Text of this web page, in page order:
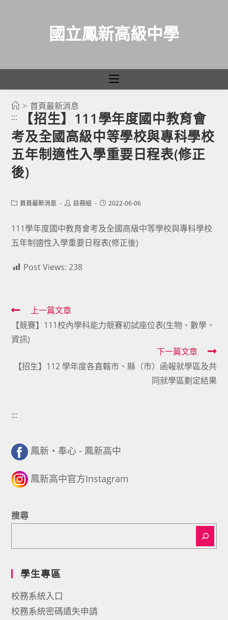
國立鳳新高級中學
> 首頁最新消息
:::
【招生】111學年度國中教育會
考及全國高級中等學校與專科學校
五年制適性入學重要日程表(修正
後)
Post首頁最新消息
Post註冊組
Post2022-06-06
111學年度國中教育會考及全國高級中等學校與專科學校
五年制適性入學重要日程表(修正後)
Post Views: 238
Read
more
articles
上一篇文章
【競賽】111校內學科能力競賽初試座位表(生物、數學、
資訊)
下一篇文章
【招生】112 學年度各直轄市、縣（市）函報就學區及共
同就學區劃定結果
:::
鳳新・奉心 - 鳳新高中
鳳新高中官方Instagram
搜尋
學生專區
校務系統入口
校務系統密碼遺失申請